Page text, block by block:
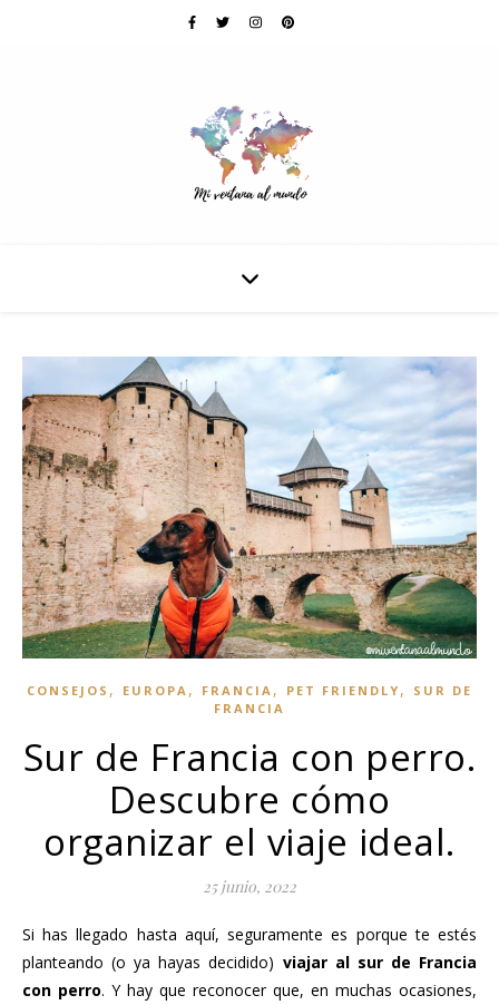
CONSEJOS , EUROPA , FRANCIA , PET FRIENDLY ,
SUR DE
FRANCIA
Sur de Francia con perro.
Descubre cómo
organizar el viaje ideal.
25 junio, 2022
Si has llegado hasta aquí, seguramente es porque te estés
planteando (o ya hayas decidido) viajar al sur de Francia
con perro. Y hay que reconocer que, en muchas ocasiones,